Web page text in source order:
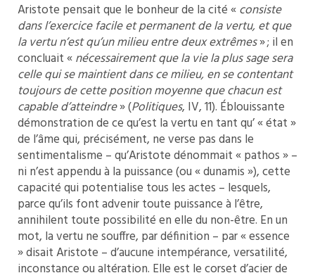
Aristote pensait que le bonheur de la cité «consiste
dans l’exercice facile et permanent de la vertu, et que
la vertu n’est qu’un milieu entre deux extrêmes» ; il en
concluait «nécessairement que la vie la plus sage sera
celle qui se maintient dans ce milieu, en se contentant
toujours de cette position moyenne que chacun est
capable d’atteindre» (Politiques, IV, 11). Éblouissante
démonstration de ce qu’est la vertu en tant qu’ « état »
de l’âme qui, précisément, ne verse pas dans le
sentimentalisme – qu’Aristote dénommait « pathos » –
ni n’est appendu à la puissance (ou « dunamis »), cette
capacité qui potentialise tous les actes – lesquels,
parce qu’ils font advenir toute puissance à l’être,
annihilent toute possibilité en elle du non-être. En un
mot, la vertu ne souffre, par définition – par « essence
» disait Aristote – d’aucune intempérance, versatilité,